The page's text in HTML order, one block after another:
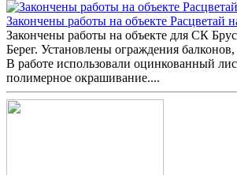
Закончены работы на объекте Расцветай
Закончены работы на объекте для СК
Берег. Установлены ограждения
В работе использовали оцинкованный
полимерное окрашивание....